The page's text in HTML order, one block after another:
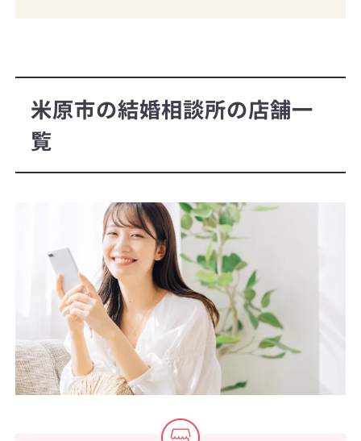
米原市の結婚相談所の店舗一
覧